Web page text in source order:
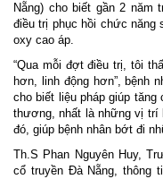
Nẵng) cho biết gần 2
điều trị phục hồi chức năng
oxy cao áp.
“Qua mỗi đợt điều trị, tôi
hơn, linh động hơn”, bệnh
cho biết liệu pháp giúp
thương, nhất là những vị trí
đó, giúp bệnh nhân bớt đi
Th.S Phan Nguyên Huy,
cổ truyền Đà Nẵng, thông